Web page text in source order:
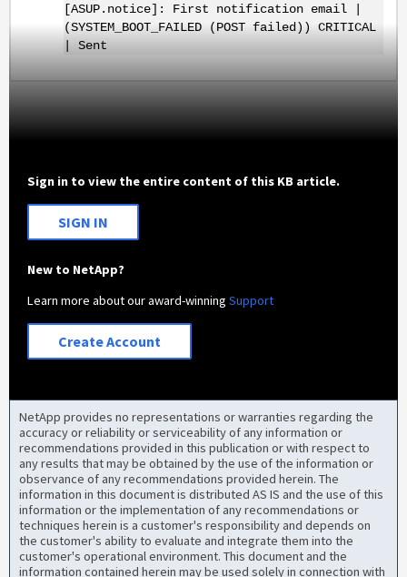
[ASUP.notice]: First notification email |
(SYSTEM_BOOT_FAILED (POST failed)) CRITICAL
| Sent
Sign in to view the entire content of this KB article.
SIGN IN
New to NetApp?
Learn more about our award-winningSupport
Create Account
NetApp provides no representations or warranties regarding the
accuracy or reliability or serviceability of any information or
recommendations provided in this publication or with respect to
any results that may be obtained by the use of the information or
observance of any recommendations provided herein. The
information in this document is distributed AS IS and the use of this
information or the implementation of any recommendations or
techniques herein is a customer's responsibility and depends on
the customer's ability to evaluate and integrate them into the
customer's operational environment. This document and the
information contained herein may be used solely in connection with